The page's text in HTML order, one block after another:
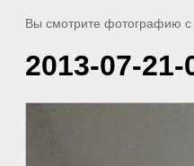
Вы смотрите фотографию с
2013-07-21-